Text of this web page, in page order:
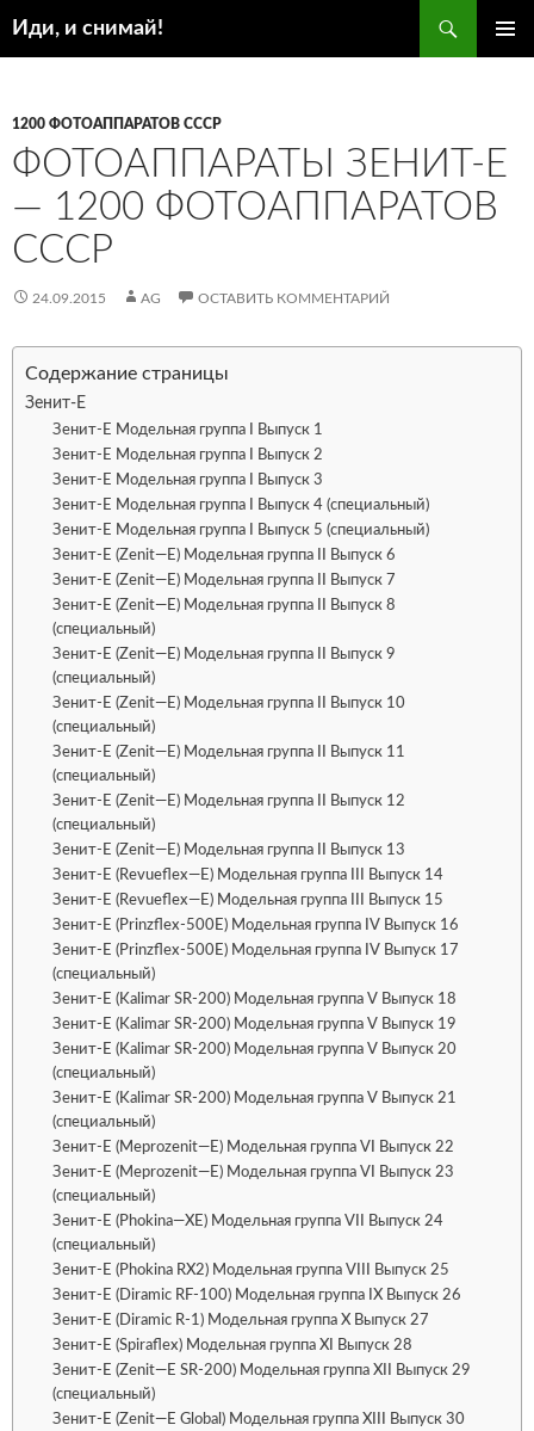
Иди, и снимай!
1200 ФОТОАППАРАТОВ СССР
ФОТОАППАРАТЫ ЗЕНИТ-Е
— 1200 ФОТОАППАРАТОВ
СССР
24.09.2015 AG ОСТАВИТЬ КОММЕНТАРИЙ
Содержание страницы
Зенит-Е
Зенит-Е Модельная группа I Выпуск 1
Зенит-Е Модельная группа I Выпуск 2
Зенит-Е Модельная группа I Выпуск 3
Зенит-Е Модельная группа I Выпуск 4 (специальный)
Зенит-Е Модельная группа I Выпуск 5 (специальный)
Зенит-Е (Zenit—E) Модельная группа II Выпуск 6
Зенит-Е (Zenit—E) Модельная группа II Выпуск 7
Зенит-Е (Zenit—E) Модельная группа II Выпуск 8
(специальный)
Зенит-Е (Zenit—E) Модельная группа II Выпуск 9
(специальный)
Зенит-Е (Zenit—E) Модельная группа II Выпуск 10
(специальный)
Зенит-Е (Zenit—E) Модельная группа II Выпуск 11
(специальный)
Зенит-Е (Zenit—E) Модельная группа II Выпуск 12
(специальный)
Зенит-Е (Zenit—E) Модельная группа II Выпуск 13
Зенит-Е (Revueflex—E) Модельная группа III Выпуск 14
Зенит-Е (Revueflex—E) Модельная группа III Выпуск 15
Зенит-Е (Prinzflex-500E) Модельная группа IV Выпуск 16
Зенит-Е (Prinzflex-500E) Модельная группа IV Выпуск 17
(специальный)
Зенит-Е (Kalimar SR-200) Модельная группа V Выпуск 18
Зенит-Е (Kalimar SR-200) Модельная группа V Выпуск 19
Зенит-Е (Kalimar SR-200) Модельная группа V Выпуск 20
(специальный)
Зенит-Е (Kalimar SR-200) Модельная группа V Выпуск 21
(специальный)
Зенит-Е (Meprozenit—E) Модельная группа VI Выпуск 22
Зенит-Е (Meprozenit—E) Модельная группа VI Выпуск 23
(специальный)
Зенит-Е (Phokina—XE) Модельная группа VII Выпуск 24
(специальный)
Зенит-Е (Phokina RX2) Модельная группа VIII Выпуск 25
Зенит-Е (Diramic RF-100) Модельная группа IX Выпуск 26
Зенит-Е (Diramic R-1) Модельная группа X Выпуск 27
Зенит-Е (Spiraflex) Модельная группа XI Выпуск 28
Зенит-Е (Zenit—E SR-200) Модельная группа XII Выпуск 29
(специальный)
Зенит-Е (Zenit—E Global) Модельная группа XIII Выпуск 30